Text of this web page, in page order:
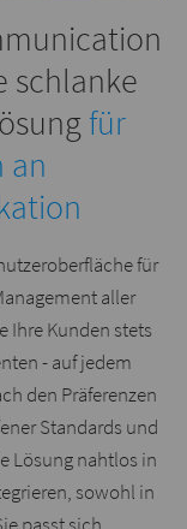
schlanke
für
an
für
aller
Ihre Kunden stets
- auf jedem
den Präferenzen
Standards und
Lösung nahtlos in
sowohl in
passt sich